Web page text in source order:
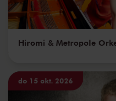
Hiromi & Metropole
do 15 okt. 2026